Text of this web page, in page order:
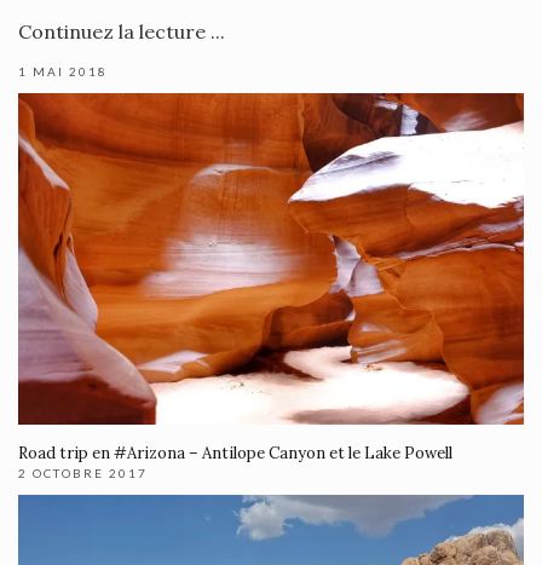
Continuez la lecture ...
1 MAI 2018
Road trip en #Arizona – Antilope Canyon et le Lake Powell
2 OCTOBRE 2017